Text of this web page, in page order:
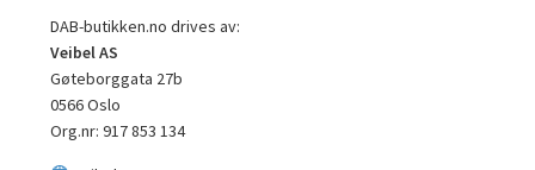
DAB-butikken.no drives av:
Veibel AS
Gøteborggata 27b
0566 Oslo
Org.nr: 917 853 134